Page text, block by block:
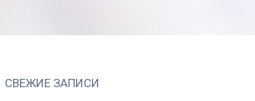
СВЕЖИЕ ЗАПИСИ